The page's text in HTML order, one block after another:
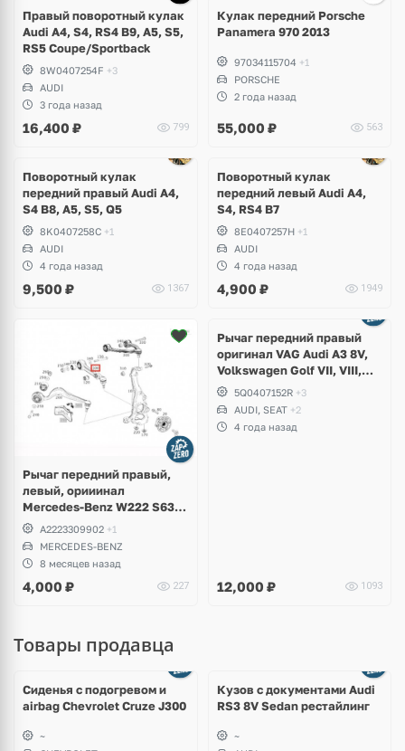
Правый поворотный кулак
Audi A4, S4, RS4 B9, A5, S5,
RS5 Сoupe/Sportback
8W0407254F +3
AUDI
3 года назад
16,400 ₽ 799
Кулак передний Porsche
Panamera 970 2013
97034115704 +1
PORSCHE
2 года назад
55,000 ₽ 563
Поворотный кулак
передний правый Audi A4,
S4 B8, A5, S5, Q5
8K0407258C +1
AUDI
4 года назад
9,500 ₽ 1367
Поворотный кулак
передний левый Audi A4,
S4, RS4 B7
8E0407257H +1
AUDI
4 года назад
4,900 ₽ 1949
Рычаг передний правый,
левый, орииинал
Mercedes-Benz W222 S63
AMG 4Matic
A2223309902 +1
MERCEDES-BENZ
8 месяцев назад
4,000 ₽ 227
Рычаг передний правый
оригинал VAG Audi A3 8V,
Volkswagen Golf VII, VIII,
Skoda Octavia A7, A8, Seat
Leon
5Q0407152R +3
AUDI, SEAT +2
4 года назад
12,000 ₽ 1093
Товары продавца
Сиденья с подогревом и
airbag Chevrolet Cruze J300
~
Кузов с документами Audi
RS3 8V Sedan рестайлинг
~